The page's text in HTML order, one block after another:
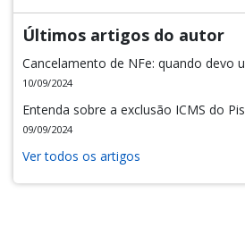
Últimos artigos do autor
Cancelamento de NFe: quando devo
10/09/2024
Entenda sobre a exclusão ICMS do
09/09/2024
Ver todos os artigos